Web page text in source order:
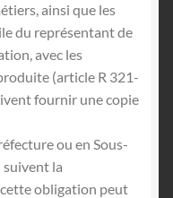
ainsi que les
du représentant de
avec les
(article R 321-
fournir une copie
ou en Sous-
la
obligation peut